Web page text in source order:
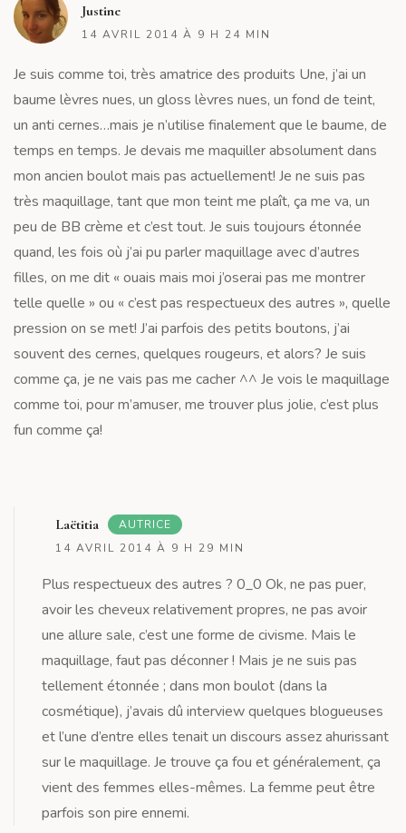
Justine
14 AVRIL 2014 À 9 H 24 MIN
Je suis comme toi, très amatrice des produits Une, j’ai un
baume lèvres nues, un gloss lèvres nues, un fond de teint,
un anti cernes…mais je n’utilise finalement que le baume, de
temps en temps. Je devais me maquiller absolument dans
mon ancien boulot mais pas actuellement! Je ne suis pas
très maquillage, tant que mon teint me plaît, ça me va, un
peu de BB crème et c’est tout. Je suis toujours étonnée
quand, les fois où j’ai pu parler maquillage avec d’autres
filles, on me dit « ouais mais moi j’oserai pas me montrer
telle quelle » ou « c’est pas respectueux des autres », quelle
pression on se met! J’ai parfois des petits boutons, j’ai
souvent des cernes, quelques rougeurs, et alors? Je suis
comme ça, je ne vais pas me cacher ^^ Je vois le maquillage
comme toi, pour m’amuser, me trouver plus jolie, c’est plus
fun comme ça!
Laëtitia
AUTRICE
14 AVRIL 2014 À 9 H 29 MIN
Plus respectueux des autres ? 0_0 Ok, ne pas puer,
avoir les cheveux relativement propres, ne pas avoir
une allure sale, c’est une forme de civisme. Mais le
maquillage, faut pas déconner ! Mais je ne suis pas
tellement étonnée ; dans mon boulot (dans la
cosmétique), j’avais dû interview quelques blogueuses
et l’une d’entre elles tenait un discours assez ahurissant
sur le maquillage. Je trouve ça fou et généralement, ça
vient des femmes elles-mêmes. La femme peut être
parfois son pire ennemi.